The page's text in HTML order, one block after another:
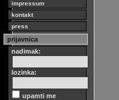
impressum
kontakt
press
prijavnica
nadimak:
lozinka:
upamti me